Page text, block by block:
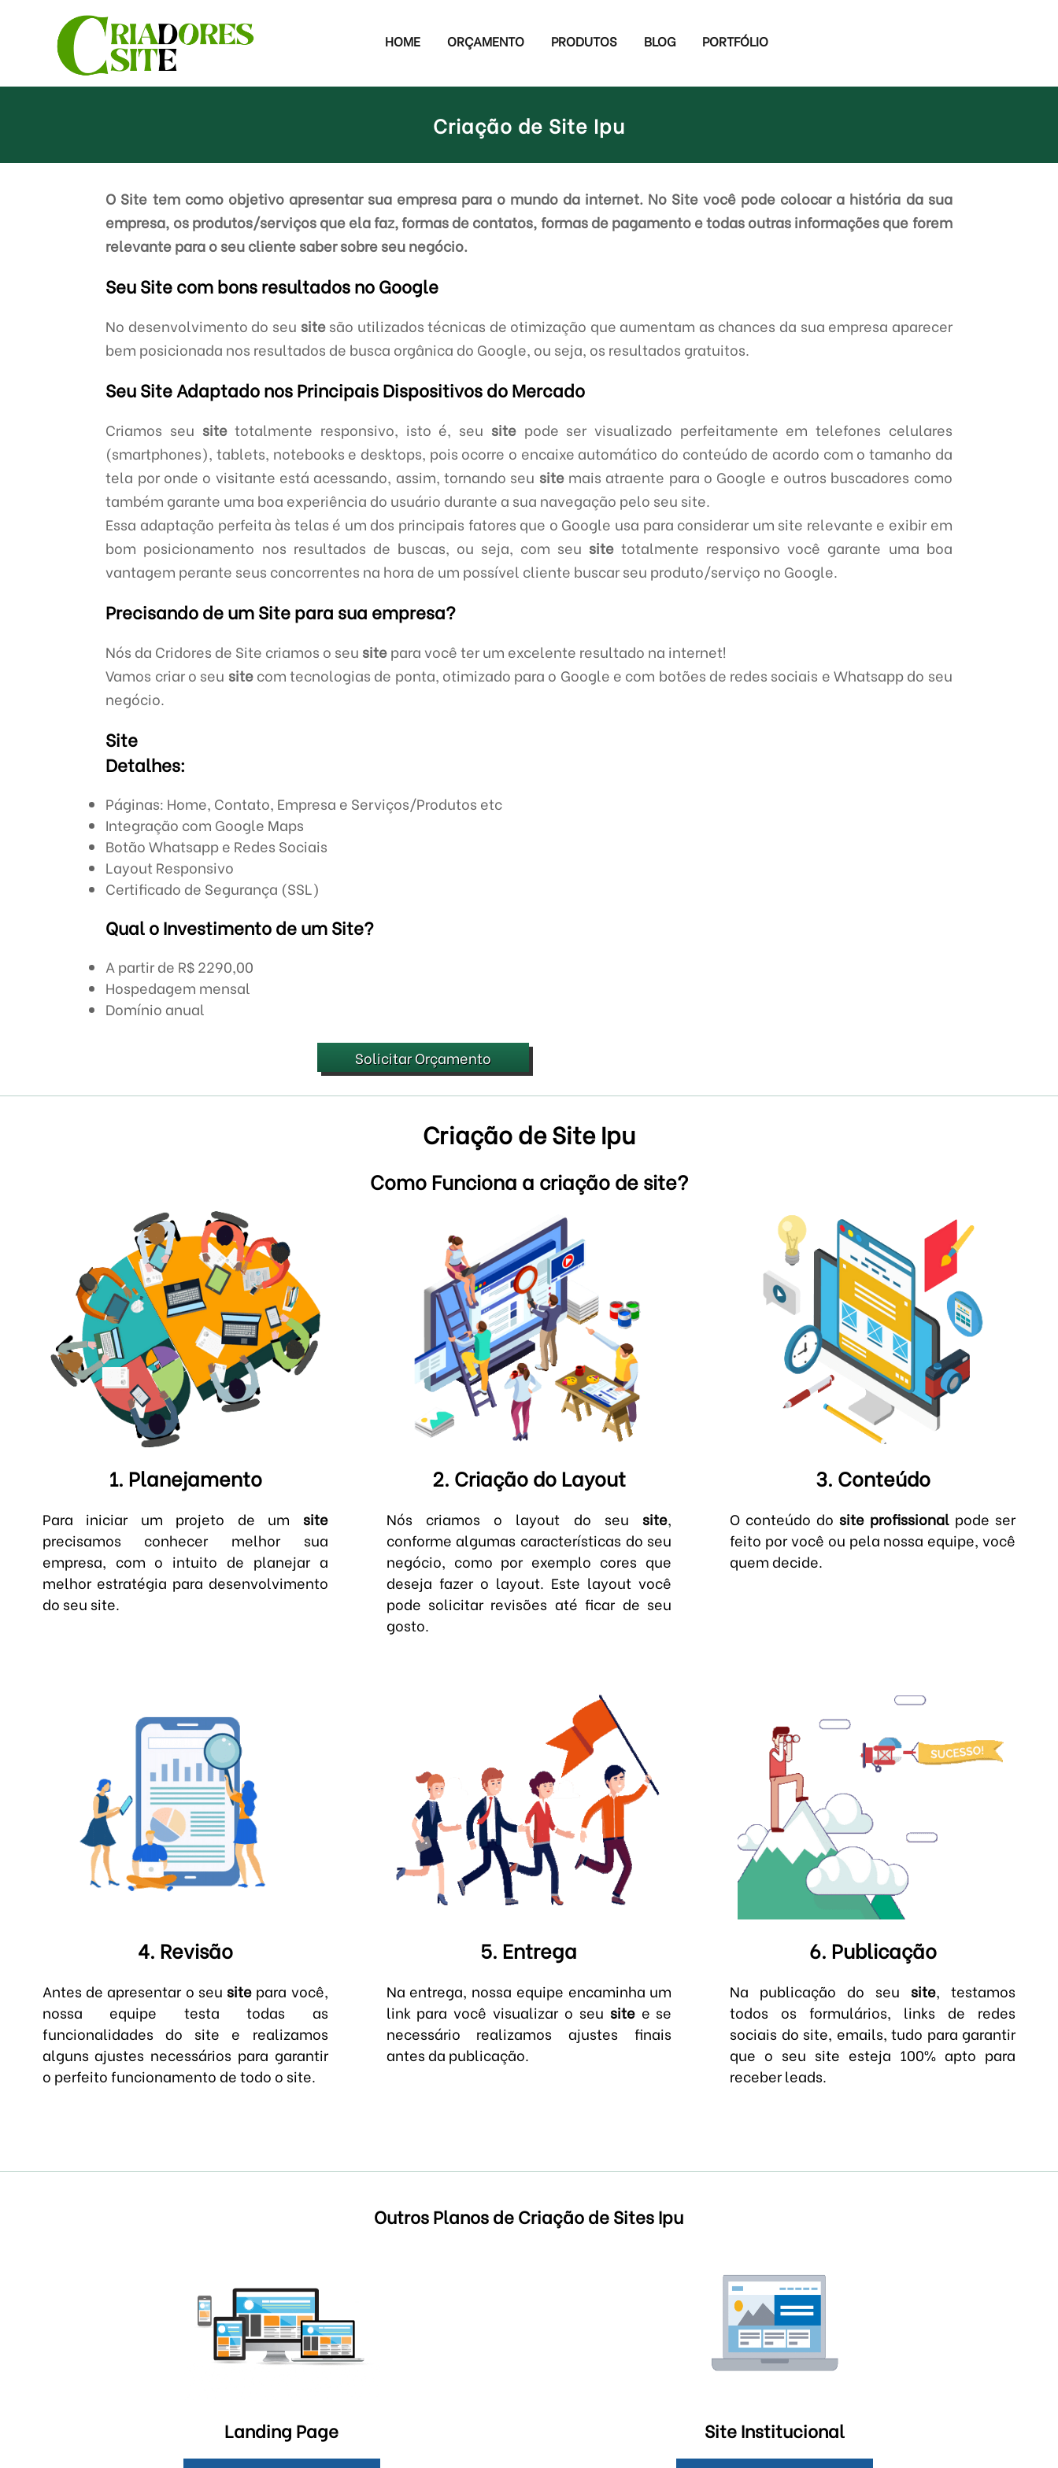
HOME ORÇAMENTO PRODUTOS BLOG PORTFÓLIO
Criação de Site Ipu
O Site tem como objetivo apresentar sua empresa para o mundo da internet. No Site você pode colocar a história da sua
empresa, os produtos/serviços que ela faz, formas de contatos, formas de pagamento e todas outras informações que forem
relevante para o seu cliente saber sobre seu negócio.
Seu Site com bons resultados no Google
No desenvolvimento do seu sitesão utilizados técnicas de otimização que aumentam as chances da sua empresa aparecer
bem posicionada nos resultados de busca orgânica do Google, ou seja, os resultados gratuitos.
Seu Site Adaptado nos Principais Dispositivos do Mercado
Criamos seu sitetotalmente responsivo, isto é, seu sitepode ser visualizado perfeitamente em telefones celulares
(smartphones), tablets, notebooks e desktops, pois ocorre o encaixe automático do conteúdo de acordo com o tamanho da
tela por onde o visitante está acessando, assim, tornando seu sitemais atraente para o Google e outros buscadores como
também garante uma boa experiência do usuário durante a sua navegação pelo seu site.
Essa adaptação perfeita às telas é um dos principais fatores que o Google usa para considerar um site relevante e exibir em
bom posicionamento nos resultados de buscas, ou seja, com seu site totalmente responsivo você garante uma boa
vantagem perante seus concorrentes na hora de um possível cliente buscar seu produto/serviço no Google.
Precisando de um Site para sua empresa?
Nós da Cridores de Site criamos o seu sitepara você ter um excelente resultado na internet!
Vamos criar o seu sitecom tecnologias de ponta, otimizado para o Google e com botões de redes sociais e Whatsapp do seu
negócio.
Site
Detalhes:
Páginas: Home, Contato, Empresa e Serviços/Produtos etc
Integração com Google Maps
Botão Whatsapp e Redes Sociais
Layout Responsivo
Certificado de Segurança (SSL)
Qual o Investimento de um Site?
A partir de R$ 2290,00
Hospedagem mensal
Domínio anual
Solicitar Orçamento
Criação de Site Ipu
Como Funciona a criação de site?
1. Planejamento
Para iniciar um projeto de um site
precisamos conhecer melhor sua
empresa, com o intuito de planejar a
melhor estratégia para desenvolvimento
do seu site.
2. Criação do Layout
Nós criamos o layout do seusite,
conforme algumas características do seu
negócio, como por exemplo cores que
deseja fazer o layout. Este layout você
pode solicitar revisões até ficar de seu
gosto.
3. Conteúdo
O conteúdo dosite profissional pode ser
feito por você ou pela nossa equipe, você
quem decide.
4. Revisão
Antes de apresentar o seusite para você,
nossa equipe testa todas as
funcionalidades do site e realizamos
alguns ajustes necessários para garantir
o perfeito funcionamento de todo o site.
5. Entrega
Na entrega, nossa equipe encaminha um
link para você visualizar o seu sitee se
necessário realizamos ajustes finais
antes da publicação.
6. Publicação
Na publicação do seusite, testamos
todos os formulários, links de redes
sociais do site, emails, tudo para garantir
que o seu site esteja 100% apto para
receber leads.
Outros Planos de Criação de Sites Ipu
Landing Page Site Institucional